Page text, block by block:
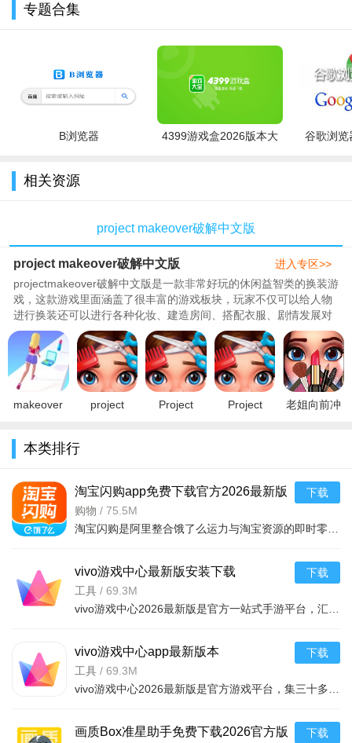
专题合集
B浏览器
4399游戏盒2026版本大
谷歌浏览
相关资源
project makeover破解中文版
project makeover破解中文版
projectmakeover破解中文版是一款非常好玩的休闲益智类的换装游
戏，这款游戏里面涵盖了很丰富的游戏板块，玩家不仅可以给人物
进行换装还可以进行各种化妆、建造房间、搭配衣服、剧情发展对
话等等一系列的内容，289今天为大家带来了很多的版本供玩家选
择，里面包含了projectmakeover破解版、projectmakeover无限金
币版、projectmakeover中文版等等，喜欢的朋友们快..
进入专区>>
makeover
最新版
project
v2.92.1最新
Project
Project
解版
老姐向前冲
v2.108.3安
卓
本类排行
淘宝闪购app免费下载官方2026最新版
v12.3.88安卓版
购物 / 75.5M
下载
vivo游戏中心最新版安装下载
2026v7.2.24.0安卓版本
工具 / 69.3M
下载
vivo游戏中心app最新版本
2026v7.2.24.0安卓版
工具 / 69.3M
下载
画质Box准星助手免费下载2026官方版
下载